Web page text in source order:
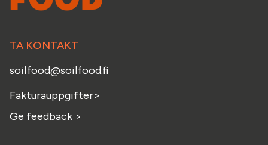
TA KONTAKT
soilfood@soilfood.fi
Fakturauppgifter>
Ge feedback >